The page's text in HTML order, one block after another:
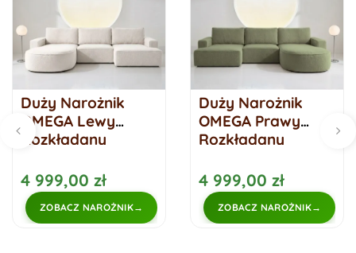
Duży Narożnik
OMEGA Lewy
Rozkładany
284 cm Śmietanka
4 999,00 zł
ZOBACZ NAROŻNIK
Duży Narożnik
OMEGA Prawy
Rozkładany
284 cm Zielony
4 999,00 zł
ZOBACZ NAROŻNIK